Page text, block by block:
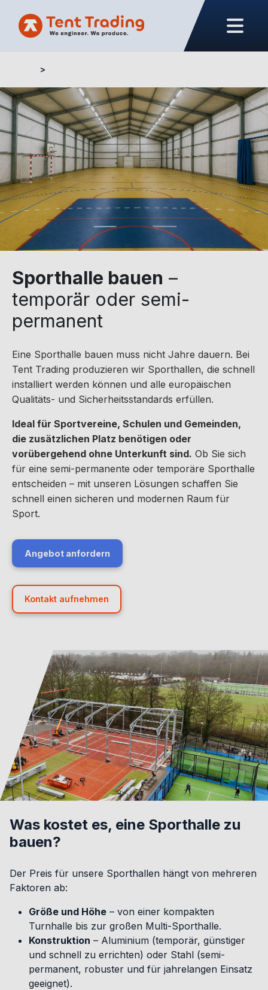
Sporthalle bauen –
temporär oder semi-
permanent
Eine Sporthalle bauen muss nicht Jahre dauern. Bei
Tent Trading produzieren wir Sporthallen, die schnell
installiert werden können und alle europäischen
Qualitäts- und Sicherheitsstandards erfüllen.
Ideal für Sportvereine, Schulen und Gemeinden,
die zusätzlichen Platz benötigen oder
vorübergehend ohne Unterkunft sind. Ob Sie sich
für eine semi-permanente oder temporäre Sporthalle
entscheiden – mit unseren Lösungen schaffen Sie
schnell einen sicheren und modernen Raum für
Sport.
Angebot anfordern
Kontakt aufnehmen
Was kostet es, eine Sporthalle zu
bauen?
Der Preis für unsere Sporthallen hängt von mehreren
Faktoren ab:
Größe und Höhe – von einer kompakten
Turnhalle bis zur großen Multi-Sporthalle.
Konstruktion – Aluminium (temporär, günstiger
und schnell zu errichten) oder Stahl (semi-
permanent, robuster und für jahrelangen Einsatz
geeignet).